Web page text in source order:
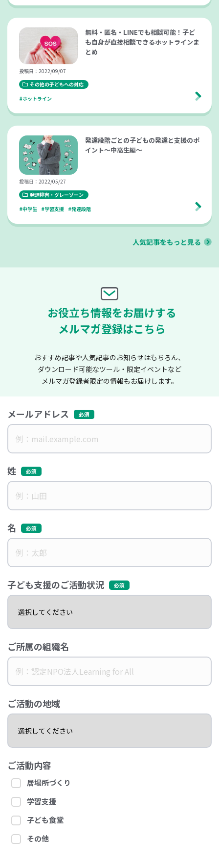
無料・匿名・LINEでも相談可能！子ど
も自身が直接相談できるホットラインま
とめ
投稿日：2022/09/07
その他の子どもへの対応
#ホットライン
発達段階ごとの子どもの発達と支援のポ
イント～中高生編～
投稿日：2022/05/27
発達障害・グレーゾーン
#中学生
#学習支援 #発達段階
人気記事をもっと見る
お役立ち情報をお届けする
メルマガ登録はこちら
おすすめ記事や人気記事のお知らせはもちろん、
ダウンロード可能なツール・限定イベントなど
メルマガ登録者限定の情報もお届けします。
メールアドレス
姓
名
子ども支援のご活動状況
ご所属の組織名
ご活動の地域
ご活動内容
居場所づくり
学習支援
子ども食堂
その他